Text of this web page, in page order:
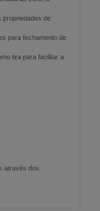
propriedades de
para fechamento de
tira para facilitar a
através dos